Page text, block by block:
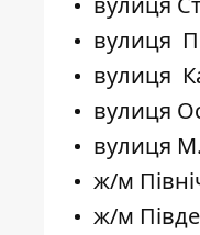
вулиця
вулиця
вулиця
вулиця
ж/м
ж/м